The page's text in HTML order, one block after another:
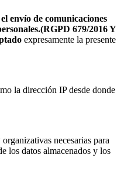
envío de comunicaciones
679/2016 Y
expresamente la presente
la dirección IP desde donde
necesarias para
los datos almacenados y los